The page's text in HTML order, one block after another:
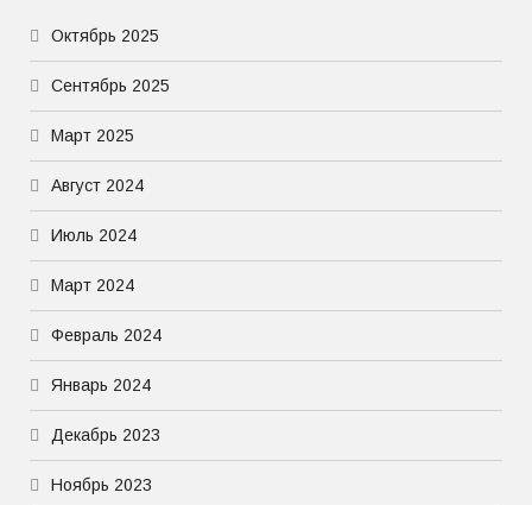
Октябрь 2025
Сентябрь 2025
Март 2025
Август 2024
Июль 2024
Март 2024
Февраль 2024
Январь 2024
Декабрь 2023
Ноябрь 2023